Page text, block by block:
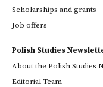
Scholarships and grants
Job offers
Polish Studies
About the Polish Studies
Editorial Team